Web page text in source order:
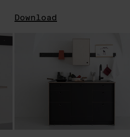
Download